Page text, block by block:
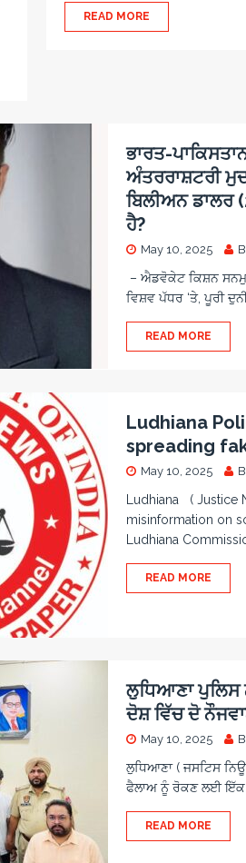
READ MORE
ਭਾਰਤ-
ਅੰਤਰਰਾਸ਼ਟਰੀ
ਬਿਲੀਅਨ ਡਾਲਰ
ਹੈ?
May 10, 2025
– ਐਡਵੋਕੇਟ ਕਿਸ਼ਨ
ਵਿਸ਼ਵ ਪੱਧਰ ‘ਤੇ, ਪੂਰੀ
READ MORE
Ludhiana
spreading
May 10, 2025
Ludhiana ( Justice
misinformation on
Ludhiana
READ MORE
ਲੁਧਿਆਣਾ ਪੁਲਿਸ
ਦੋਸ਼ ਵਿੱਚ ਦੋ
May 10, 2025
ਲੁਧਿਆਣਾ ( ਜਸਟਿਸ
ਫੈਲਾਅ ਨੂੰ ਰੋਕਣ ਲਈ ਇੱਕ
READ MORE